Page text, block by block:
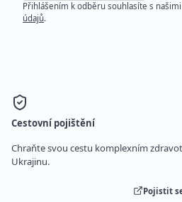
Přihlášením k odběru souhlasíte s našimi
údajů.
Cestovní pojištění
Chraňte svou cestu komplexním
Ukrajinu.
Pojistit